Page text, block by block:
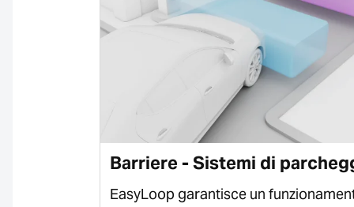
Barriere - Sistemi di
EasyLoop garantisce un